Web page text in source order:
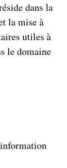
dans la
la mise à
utiles à
le domaine